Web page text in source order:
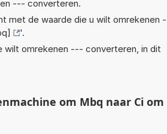
--- converteren.
met de waarde die u wilt omrekenen -
'.
wilt omrekenen --- converteren, in dit
om Mbq naar Ci om